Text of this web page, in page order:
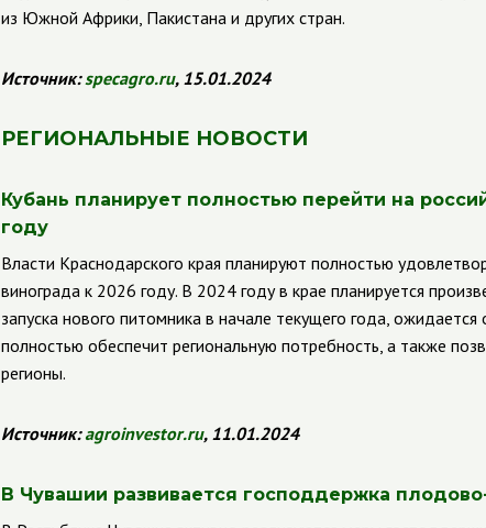
из Южной Африки, Пакистана и других стран.
Источник:specagro.ru, 15.01.2024
РЕГИОНАЛЬНЫЕ НОВОСТИ
Кубань планирует полностью перейти на
году
Власти Краснодарского края планируют полностью
винограда к 2026 году. В 2024 году в крае планируется
запуска нового питомника в начале текущего года,
полностью обеспечит региональную потребность, а также
регионы.
Источник:agroinvestor.ru, 11.01.2024
В Чувашии развивается господдержка